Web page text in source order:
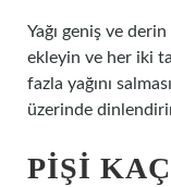
Yağı geniş ve derin
ekleyin ve her iki
fazla yağını
üzerinde
PIŞI